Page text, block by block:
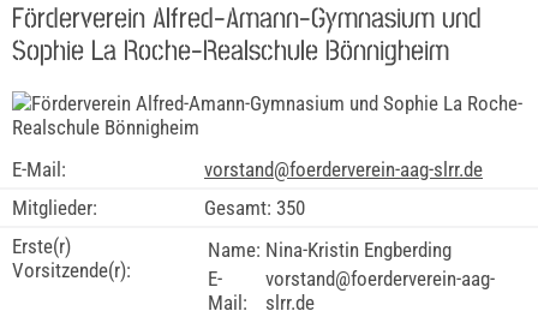
Förderverein Alfred-Amann-Gymnasium und
Sophie La Roche-Realschule Bönnigheim
E-Mail:
vorstand@foerderverein-aag-slrr.de
Mitglieder:
Gesamt: 350
Erste(r)
Vorsitzende(r):
Name: Nina-Kristin Engberding
E-
Mail:
vorstand@foerderverein-aag-
slrr.de